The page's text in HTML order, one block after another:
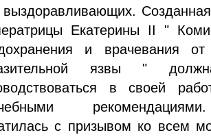
Екатерины II "
и врачевания
язвы "
в своей
с призывом ко всем